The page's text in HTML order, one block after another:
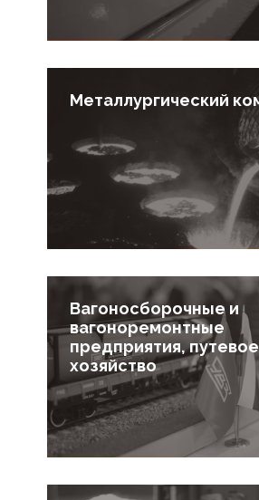
Металлургический
Вагоносборочные и
вагоноремонтные
предприятия, путевое
хозяйство